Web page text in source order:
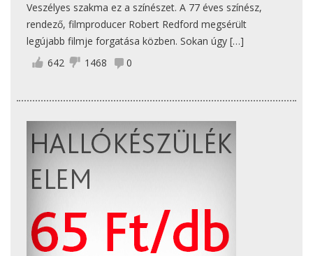
Veszélyes szakma ez a színészet. A 77 éves színész,
rendező, filmproducer Robert Redford megsérült
legújabb filmje forgatása közben. Sokan úgy […]
642
1468 0